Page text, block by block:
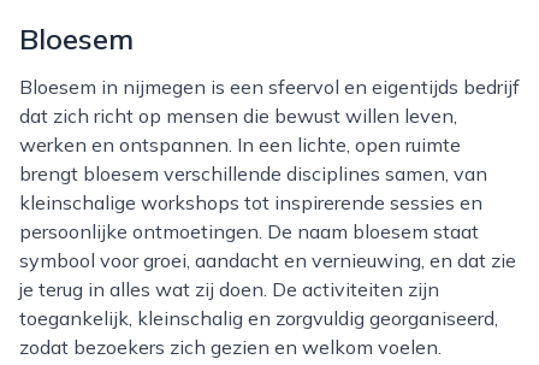
Bloesem
Bloesem in nijmegen is een sfeervol en eigentijds bedrijf
dat zich richt op mensen die bewust willen leven,
werken en ontspannen. In een lichte, open ruimte
brengt bloesem verschillende disciplines samen, van
kleinschalige workshops tot inspirerende sessies en
persoonlijke ontmoetingen. De naam bloesem staat
symbool voor groei, aandacht en vernieuwing, en dat zie
je terug in alles wat zij doen. De activiteiten zijn
toegankelijk, kleinschalig en zorgvuldig georganiseerd,
zodat bezoekers zich gezien en welkom voelen.